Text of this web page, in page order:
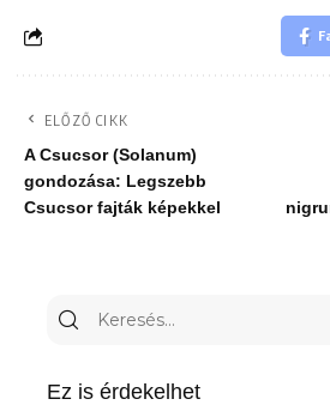
ELŐZŐ CIKK
A Csucsor (Solanum)
gondozása: Legszebb
Csucsor fajták képekkel
Keresés
Ez is érdekelhet